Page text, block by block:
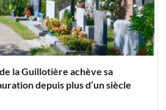
la Guillotière achève sa
depuis plus d’un siècle